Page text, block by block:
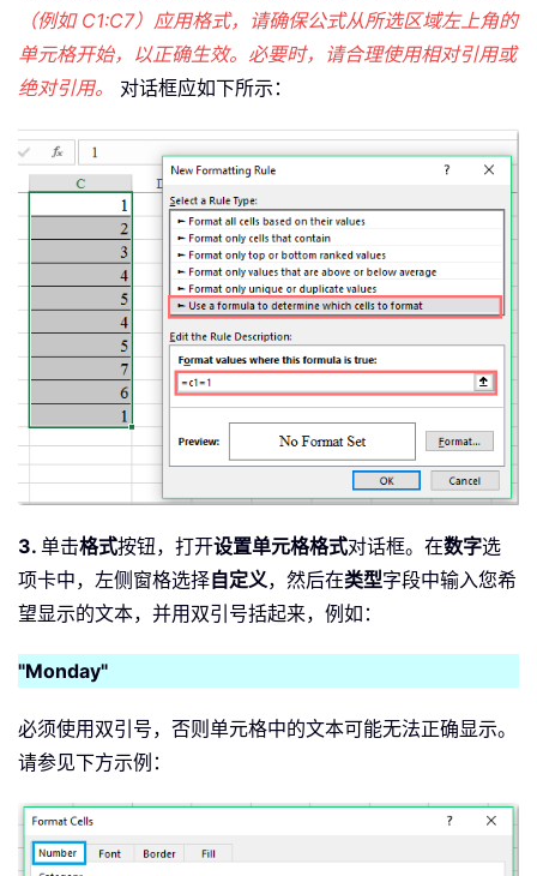
（例如 C1:C7）应用格式，请确保公式从所选区域左上角的
单元格开始，以正确生效。必要时，请合理使用相对引用或
绝对引用。
对话框应如下所示：
3. 单击格式按钮，打开设置单元格格式对话框。在数字选
项卡中，左侧窗格选择自定义，然后在类型字段中输入您希
望显示的文本，并用双引号括起来，例如：
"Monday"
必须使用双引号，否则单元格中的文本可能无法正确显示。
请参见下方示例：